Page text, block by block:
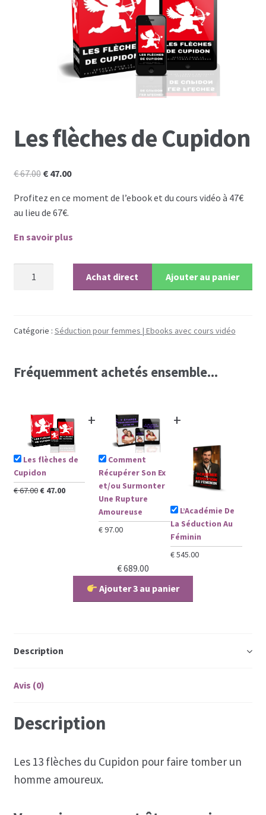
Formation PRO DU PLAISIR
L’Académie De La Séduction Au Féminin
Masterclass séduction et développement
Formation business en ligne
Autres
Tuto
Témoignages clients et preuves
Témoignages clientes satisfaites
Paypal
Forums
Blog pour hommes
Blog pour femmes
Coaching hommes
Les flèches de Cupidon
€67.00 Le
initial
était :
€ 67.00.
€47.00Le
actuel
Profitez en ce moment de l’ebook et du cours vidéo à 47€
au lieu de 67€.
En savoir plus
de
Ajouter au panier
Achat direct
Catégorie : Séduction pour femmes | Ebooks avec cours vidéo
Fréquemment achetés ensemble...
Les flèches de
Cupidon
€67.00Le
€47.00Le
+
Comment
Récupérer Son Ex
et/ou Surmonter
Une Rupture
Amoureuse
€97.00
+
L’Académie De
La Séduction Au
Féminin
€545.00
€689.00
Ajouter 3 au panier
Description
Avis (0)
Description
Les 13 flèches du Cupidon pour faire tomber un
homme amoureux.